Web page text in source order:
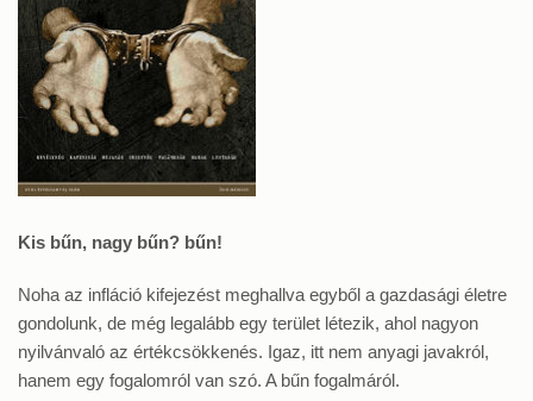
Kis bűn, nagy bűn? bűn!
Noha az infláció kifejezést meghallva egyből a gazdasági életre
gondolunk, de még legalább egy terület létezik, ahol nagyon
nyilvánvaló az értékcsökkenés. Igaz, itt nem anyagi javakról,
hanem egy fogalomról van szó. A bűn fogalmáról.